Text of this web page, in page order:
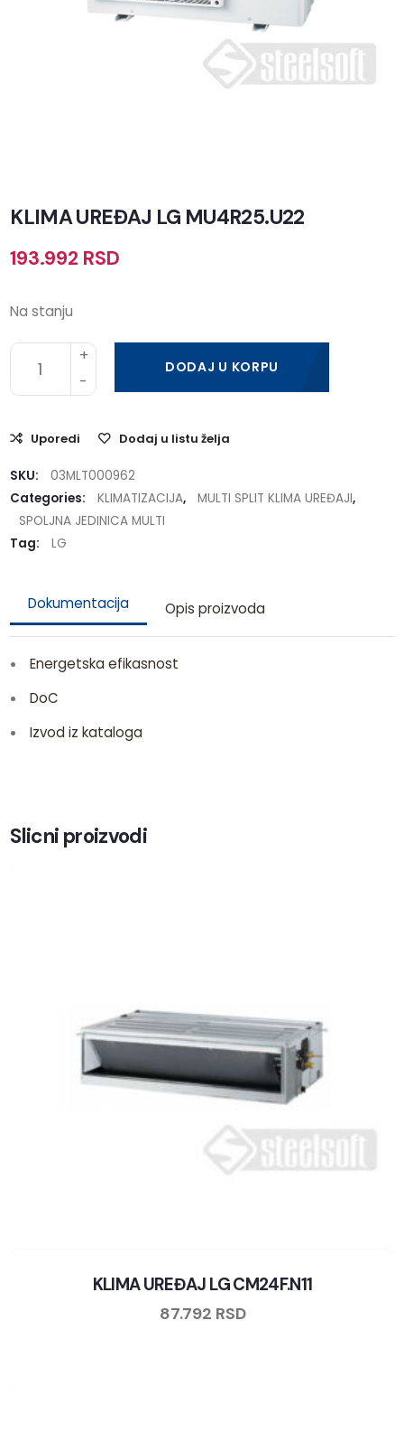
KLIMA UREĐAJ LG MU4R25.U22
193.992 RSD
Na stanju
DODAJ U KORPU
Uporedi Dodaj u listu želja
SKU:
03MLT000962
Categories:
KLIMATIZACIJA, MULTI SPLIT KLIMA UREĐAJI,
SPOLJNA JEDINICA MULTI
Tag:
LG
Dokumentacija Opis proizvoda
Energetska efikasnost
DoC
Izvod iz kataloga
Slicni proizvodi
KLIMA UREĐAJ LG CM24F.N11
87.792 RSD